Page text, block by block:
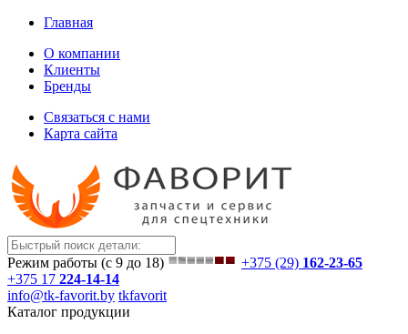
Главная
О компании
Клиенты
Бренды
Связаться с нами
Карта сайта
Режим работы (с 9 до 18) +375 (29) 162-23-65
+375 17 224-14-14
info@tk-favorit.by tkfavorit
Каталог продукции